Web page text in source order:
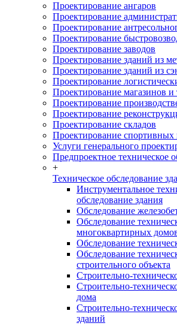
Проектирование ангаров
Проектирование
Проектирование
Проектирование
Проектирование заводов
Проектирование зданий из
Проектирование зданий из
Проектирование
Проектирование магазинов и
Проектирование
Проектирование
Проектирование складов
Проектирование спортивных
Услуги генерального
Предпроектное техническое
+
Техническое обследование
Инструментальное
обследование здания
Обследование
Обследование
многоквартирных
Обследование
Обследование
строительного объекта
Строительно-
Строительно-
дома
Строительно-
зданий